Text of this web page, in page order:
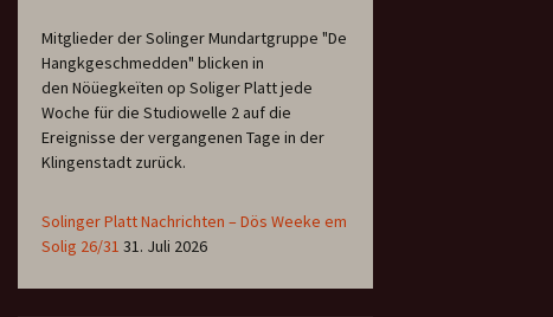
Mitglieder der Solinger Mundartgruppe "De
Hangkgeschmedden" blicken in
den Nöüegkeïten op Soliger Platt jede
Woche für die Studiowelle 2 auf die
Ereignisse der vergangenen Tage in der
Klingenstadt zurück.
Solinger Platt Nachrichten – Dös Weeke em
Solig 26/31 31. Juli 2026